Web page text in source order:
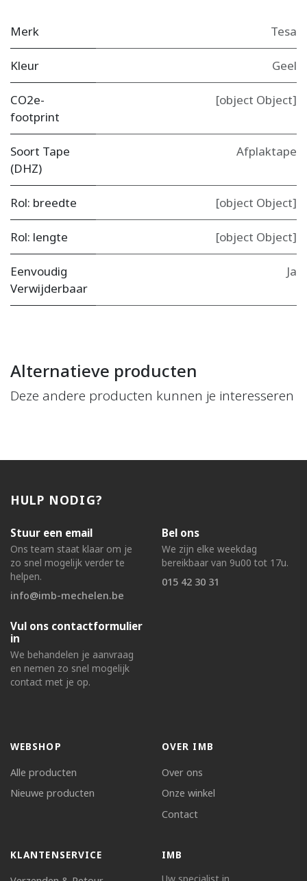
Merk Tesa
Kleur Geel
CO2e-
footprint
[object Object]
Soort Tape
(DHZ)
Afplaktape
Rol: breedte [object Object]
Rol: lengte [object Object]
Eenvoudig
Verwijderbaar
Ja
Alternatieve producten
Deze andere producten kunnen je interesseren
HULP NODIG?
Stuur een email
Ons team staat klaar om je
zo snel mogelijk verder te
helpen.
info@imb-mechelen.be
Bel ons
We zijn elke weekdag
bereikbaar van 9u00 tot 17u.
015 42 30 31
Vul ons contactformulier
in
We behandelen je aanvraag
en nemen zo snel mogelijk
contact met je op.
WEBSHOP
Alle producten
Nieuwe producten
OVER IMB
Over ons
Onze winkel
Contact
KLANTENSERVICE
IMB